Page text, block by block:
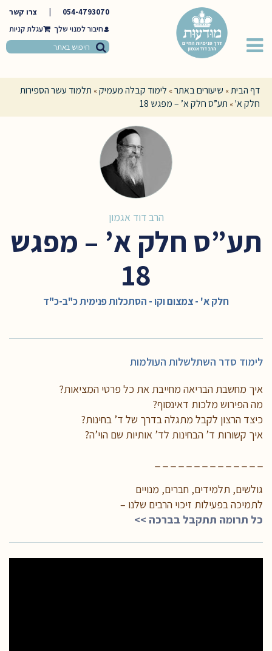
054-4793070
צרו קשר
חיבור למנוי שלך
דף הבית» שיעורים באתר» לימוד קבלה מעמיק» תלמוד עשר הספירות
חלק א'» תע”ס חלק א’ – מפגש 18
הרב דוד אגמון
תע”ס חלק א’ – מפגש
18
חלק א' - צמצום וקו - הסתכלות פנימית כ"ב-כ"ד
לימוד סדר השתלשלות העולמות
איך מחשבת הבריאה מחייבת את כל פרטי המציאות?
מה הפירוש מלכות דאינסוף?
כיצד הרצון לקבל מתגלה בדרך של ד’ בחינות?
איך קשורות ד’ הבחינות לד’ אותיות שם הוי’ה?
גולשים, תלמידים, חברים, מנויים
לתמיכה בפעילות זיכוי הרבים שלנו –
כל תרומה תתקבל בברכה >>